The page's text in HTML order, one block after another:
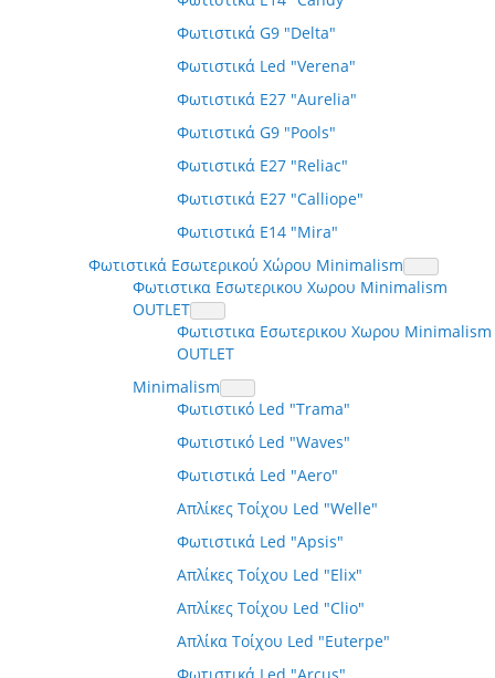
Φωτιστικά G9 "Delta"
Φωτιστικά Led "Verena"
Φωτιστικά E27 "Aurelia"
Φωτιστικά G9 "Pools"
Φωτιστικά E27 "Reliac"
Φωτιστικά E27 "Calliope"
Φωτιστικά E14 "Mira"
Φωτιστικά Εσωτερικού Χώρου Minimalism
Φωτιστικα Εσωτερικου Χωρου Minimalism
OUTLET
Φωτιστικα Εσωτερικου Χωρου Minimalism
OUTLET
Minimalism
Φωτιστικό Led "Trama"
Φωτιστικό Led "Waves"
Φωτιστικά Led "Aero"
Απλίκες Τοίχου Led "Welle"
Φωτιστικά Led "Apsis"
Απλίκες Τοίχου Led "Elix"
Απλίκες Τοίχου Led "Clio"
Απλίκα Τοίχου Led "Euterpe"